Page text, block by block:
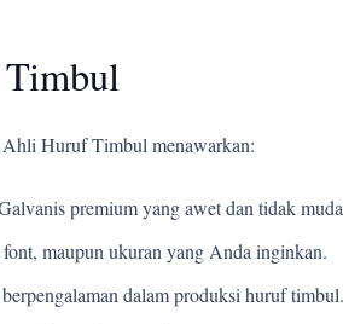
Ahli Huruf Timbul menawarkan:
premium yang awet dan tidak
maupun ukuran yang Anda inginkan.
dalam produksi huruf timbul.